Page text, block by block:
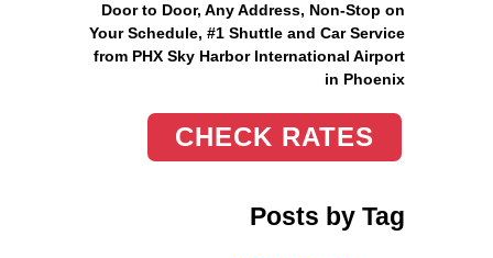
Door to Door, Any Address, Non-Stop on
Your Schedule, #1 Shuttle and Car Service
from PHX Sky Harbor International Airport
in Phoenix
CHECK RATES
Posts by Tag